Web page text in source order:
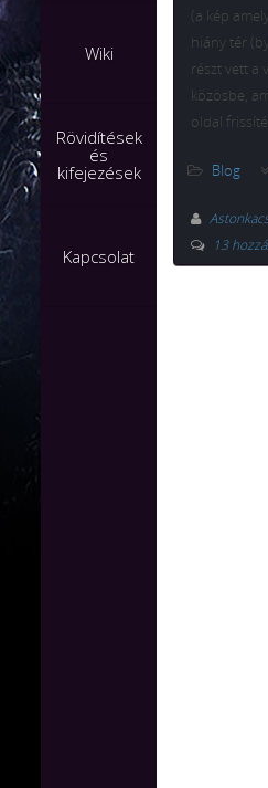
Wiki
Rövidítések
és
kifejezések
Kapcsolat
(a kép
hiány tér
részt vett a
közösbe,
oldal
Blog
13